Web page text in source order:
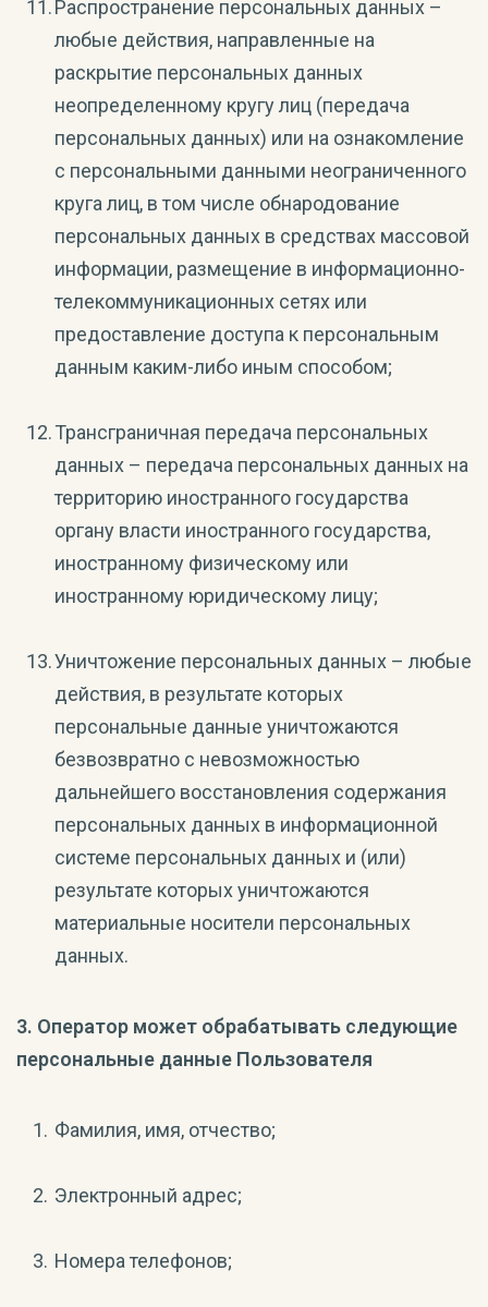
Распространение персональных данных –
любые действия, направленные на
раскрытие персональных данных
неопределенному кругу лиц (передача
персональных данных) или на ознакомление
с персональными данными неограниченного
круга лиц, в том числе обнародование
персональных данных в средствах массовой
информации, размещение в информационно-
телекоммуникационных сетях или
предоставление доступа к персональным
данным каким-либо иным способом;
Трансграничная передача персональных
данных – передача персональных данных на
территорию иностранного государства
органу власти иностранного государства,
иностранному физическому или
иностранному юридическому лицу;
Уничтожение персональных данных – любые
действия, в результате которых
персональные данные уничтожаются
безвозвратно с невозможностью
дальнейшего восстановления содержания
персональных данных в информационной
системе персональных данных и (или)
результате которых уничтожаются
материальные носители персональных
данных.
3. Оператор может обрабатывать следующие
персональные данные Пользователя
Фамилия, имя, отчество;
Электронный адрес;
Номера телефонов;